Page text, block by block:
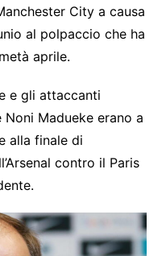
City a causa
al polpaccio che ha
aprile.
e gli attaccanti
Noni Madueke erano a
alla finale di
contro il Paris